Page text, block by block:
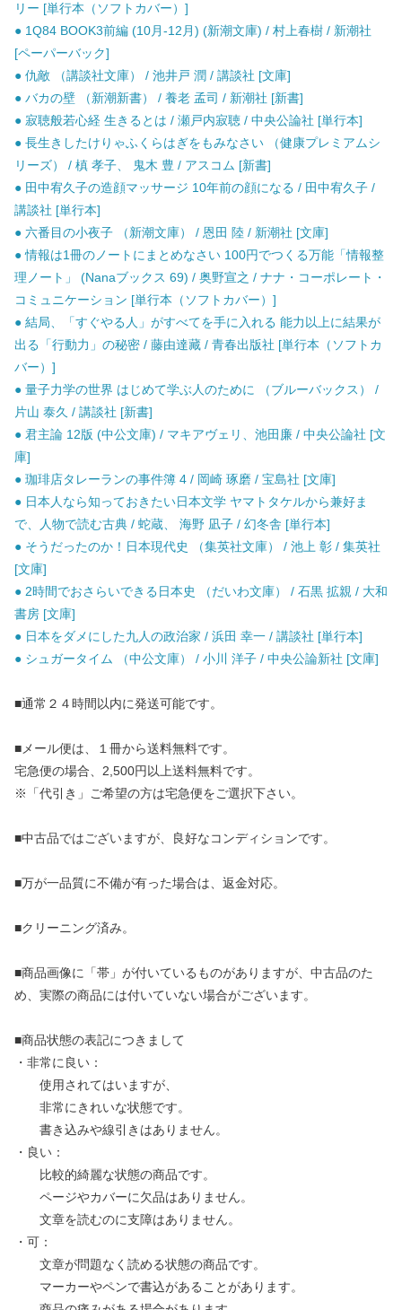
リー [単行本（ソフトカバー）]
● 1Q84 BOOK3前編 (10月-12月) (新潮文庫) / 村上春樹 / 新潮社
[ペーパーバック]
● 仇敵 （講談社文庫） / 池井戸 潤 / 講談社 [文庫]
● バカの壁 （新潮新書） / 養老 孟司 / 新潮社 [新書]
● 寂聴般若心経 生きるとは / 瀬戸内寂聴 / 中央公論社 [単行本]
● 長生きしたけりゃふくらはぎをもみなさい （健康プレミアムシ
リーズ） / 槙 孝子、 鬼木 豊 / アスコム [新書]
● 田中宥久子の造顔マッサージ 10年前の顔になる / 田中宥久子 /
講談社 [単行本]
● 六番目の小夜子 （新潮文庫） / 恩田 陸 / 新潮社 [文庫]
● 情報は1冊のノートにまとめなさい 100円でつくる万能「情報整
理ノート」 (Nanaブックス 69) / 奥野宣之 / ナナ・コーポレート・
コミュニケーション [単行本（ソフトカバー）]
● 結局、「すぐやる人」がすべてを手に入れる 能力以上に結果が
出る「行動力」の秘密 / 藤由達藏 / 青春出版社 [単行本（ソフトカ
バー）]
● 量子力学の世界 はじめて学ぶ人のために （ブルーバックス） /
片山 泰久 / 講談社 [新書]
● 君主論 12版 (中公文庫) / マキアヴェリ、池田廉 / 中央公論社 [文
庫]
● 珈琲店タレーランの事件簿 4 / 岡崎 琢磨 / 宝島社 [文庫]
● 日本人なら知っておきたい日本文学 ヤマトタケルから兼好ま
で、人物で読む古典 / 蛇蔵、 海野 凪子 / 幻冬舎 [単行本]
● そうだったのか！日本現代史 （集英社文庫） / 池上 彰 / 集英社
[文庫]
● 2時間でおさらいできる日本史 （だいわ文庫） / 石黒 拡親 / 大和
書房 [文庫]
● 日本をダメにした九人の政治家 / 浜田 幸一 / 講談社 [単行本]
● シュガータイム （中公文庫） / 小川 洋子 / 中央公論新社 [文庫]
■通常２４時間以内に発送可能です。
■メール便は、１冊から送料無料です。
宅急便の場合、2,500円以上送料無料です。
※「代引き」ご希望の方は宅急便をご選択下さい。
■中古品ではございますが、良好なコンディションです。
■万が一品質に不備が有った場合は、返金対応。
■クリーニング済み。
■商品画像に「帯」が付いているものがありますが、中古品のた
め、実際の商品には付いていない場合がございます。
■商品状態の表記につきまして
・非常に良い：
使用されてはいますが、
非常にきれいな状態です。
書き込みや線引きはありません。
・良い：
比較的綺麗な状態の商品です。
ページやカバーに欠品はありません。
文章を読むのに支障はありません。
・可：
文章が問題なく読める状態の商品です。
マーカーやペンで書込があることがあります。